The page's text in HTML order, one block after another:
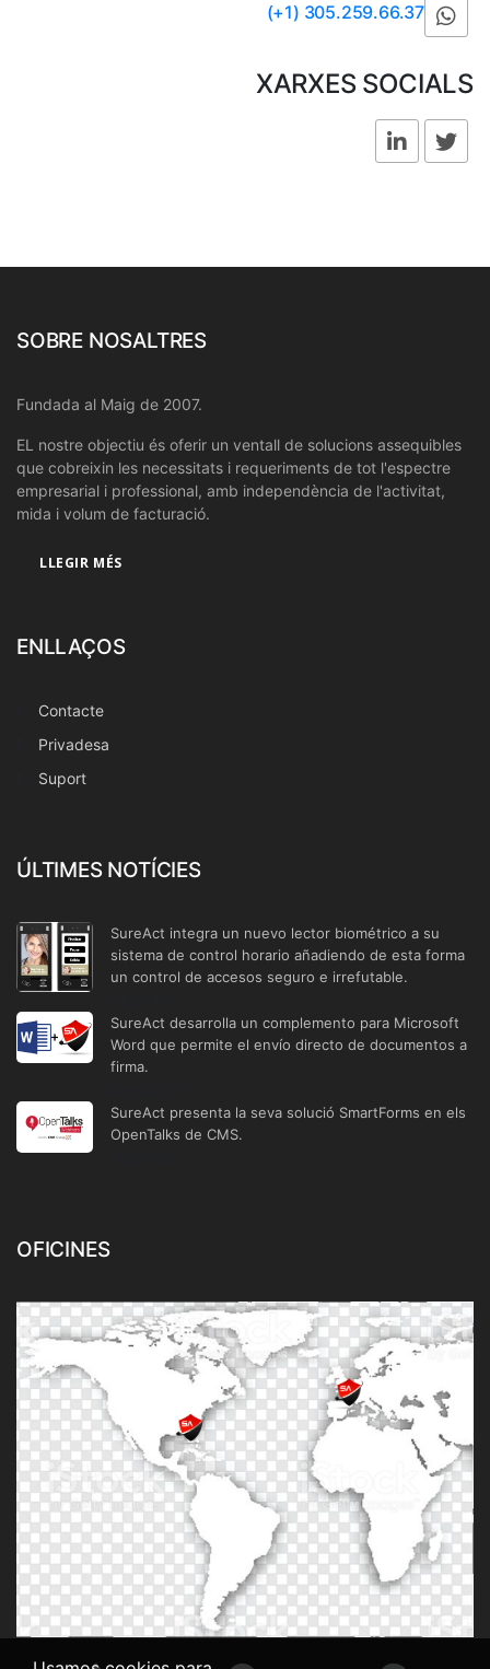
(+1) 305.259.66.37
XARXES SOCIALS
SOBRE NOSALTRES
Fundada al Maig de 2007.
EL nostre objectiu és oferir un ventall de solucions assequibles
que cobreixin les necessitats i requeriments de tot l'espectre
empresarial i professional, amb independència de l'activitat,
mida i volum de facturació.
LLEGIR MÉS
ENLLAÇOS
Contacte
Privadesa
Suport
ÚLTIMES NOTÍCIES
SureAct integra un nuevo lector biométrico a su
sistema de control horario añadiendo de esta forma
un control de accesos seguro e irrefutable.
SureAct desarrolla un complemento para Microsoft
Word que permite el envío directo de documentos a
firma.
SureAct presenta la seva solució SmartForms en els
OpenTalks de CMS.
OFICINES